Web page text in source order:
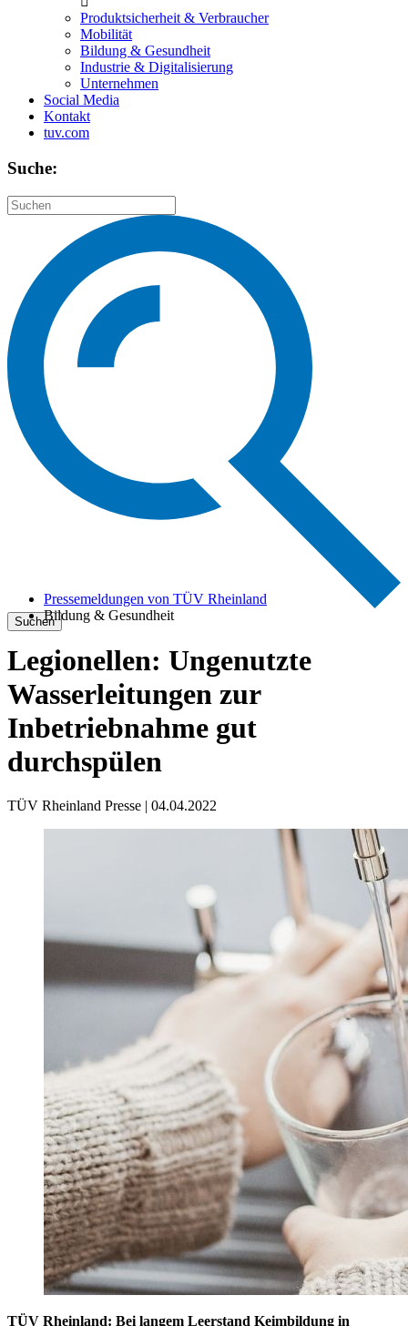
Produktsicherheit & Verbraucher
Mobilität
Bildung & Gesundheit
Industrie & Digitalisierung
Unternehmen
Social Media
Kontakt
tuv.com
Suche:
Suchen
Pressemeldungen von TÜV Rheinland
Bildung & Gesundheit
Legionellen: Ungenutzte
Wasserleitungen zur
Inbetriebnahme gut
durchspülen
TÜV Rheinland Presse | 04.04.2022
TÜV Rheinland: Bei langem Leerstand Keimbildung in